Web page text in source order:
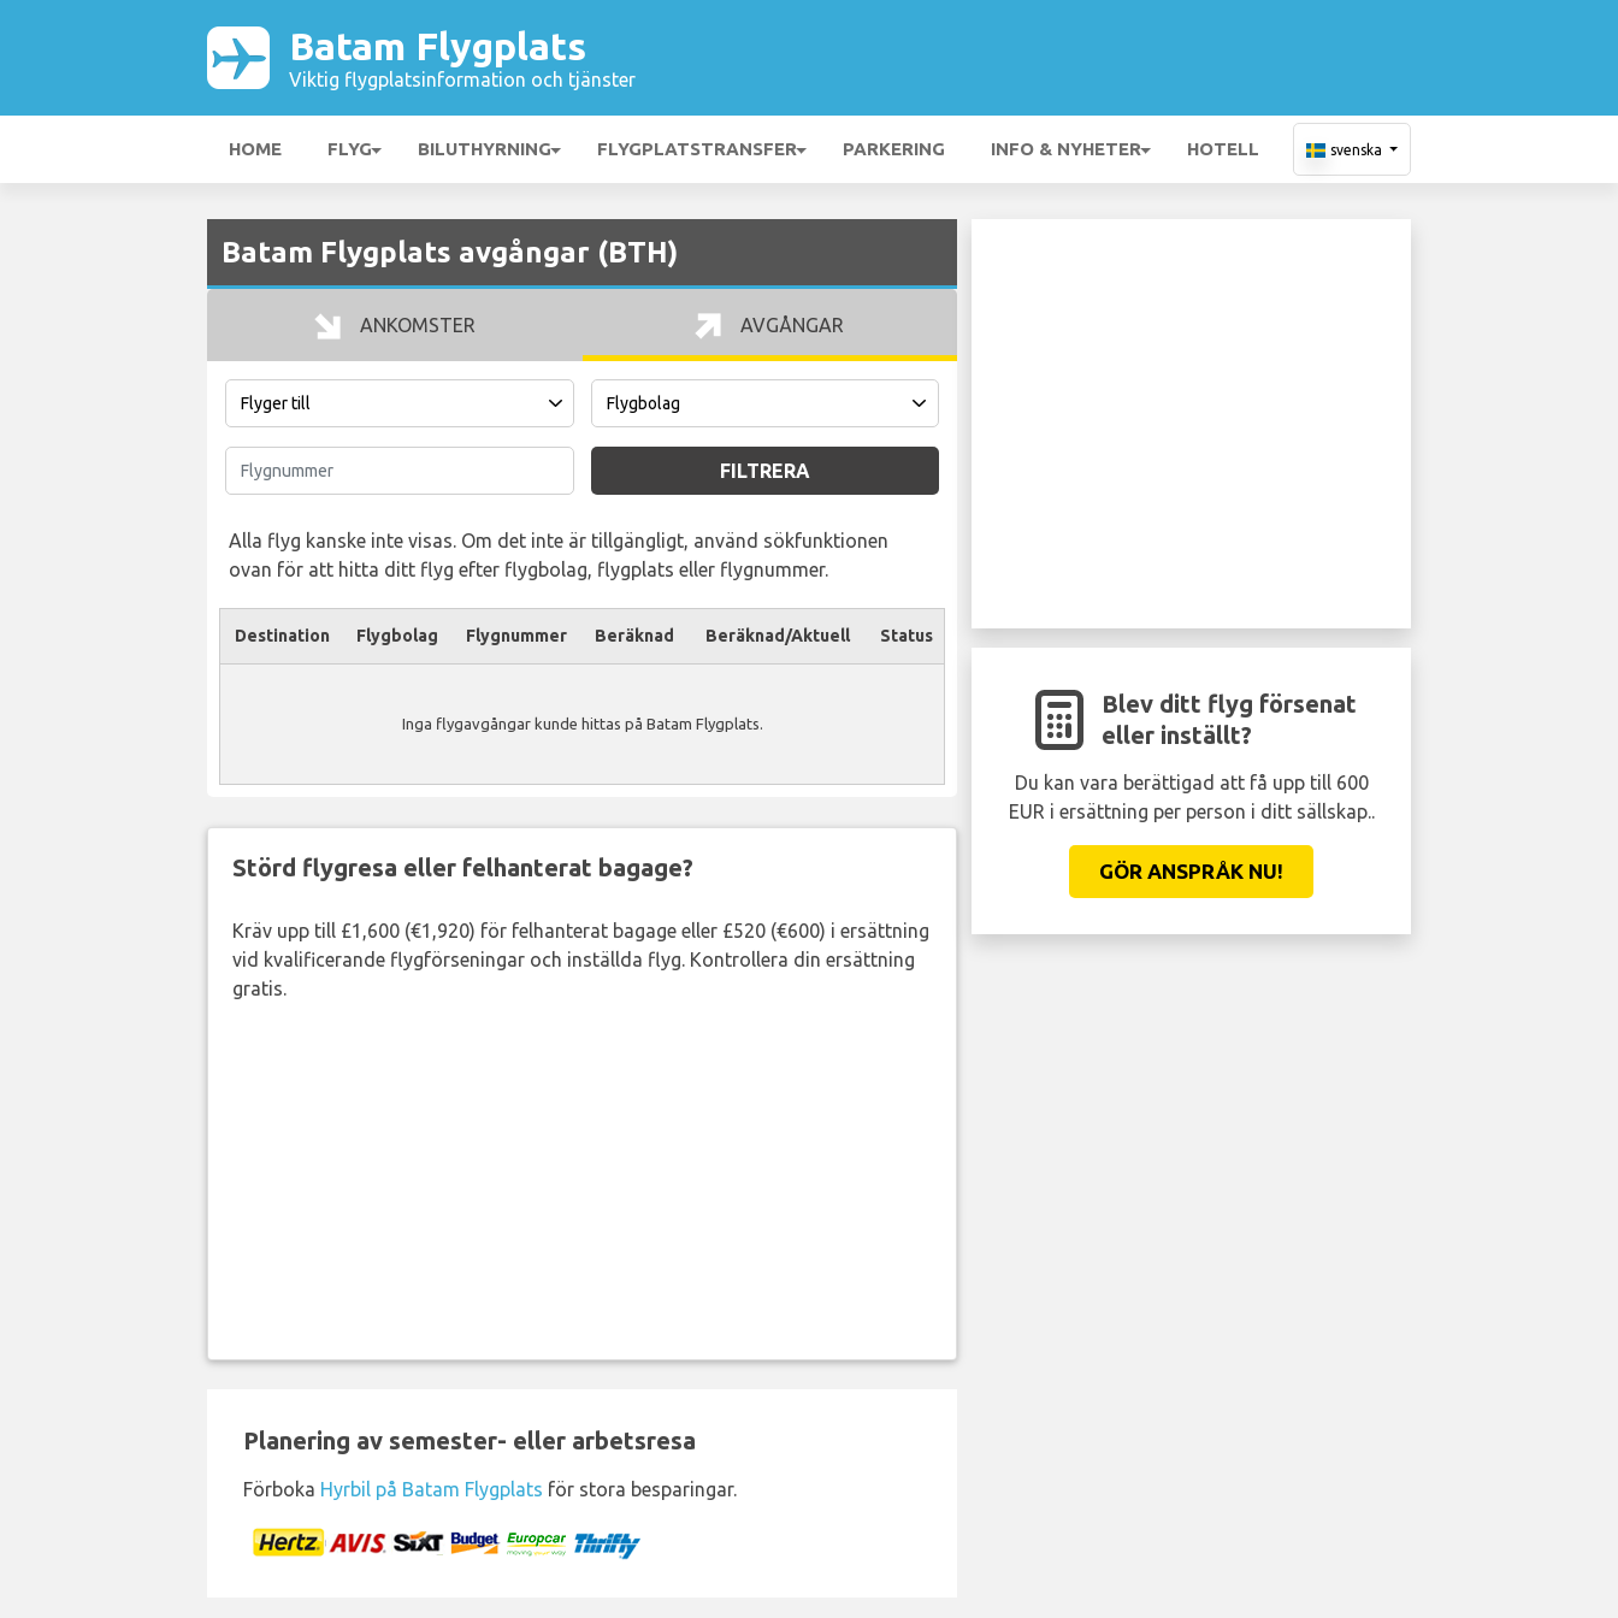
Batam Flygplats
Viktig flygplatsinformation och tjänster
HOME FLYG BILUTHYRNING FLYGPLATSTRANSFER PARKERING INFO & NYHETER HOTELL svenska
Batam Flygplats avgångar (BTH)
ANKOMSTER AVGÅNGAR
FILTRERA
Alla flyg kanske inte visas. Om det inte är tillgängligt, använd sökfunktionen
ovan för att hitta ditt flyg efter flygbolag, flygplats eller flygnummer.
Destination Flygbolag Flygnummer Beräknad Beräknad/Aktuell Status
Inga flygavgångar kunde hittas på Batam Flygplats.
Störd flygresa eller felhanterat bagage?
Kräv upp till £1,600 (€1,920) för felhanterat bagage eller £520 (€600) i ersättning
vid kvalificerande flygförseningar och inställda flyg. Kontrollera din ersättning
gratis.
Planering av semester- eller arbetsresa
Förboka Hyrbil på Batam Flygplats för stora besparingar.
Blev ditt flyg försenat
eller inställt?
Du kan vara berättigad att få upp till 600
EUR i ersättning per person i ditt sällskap..
GÖR ANSPRÅK NU!